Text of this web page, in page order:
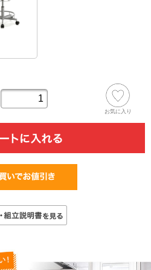
お気に入り